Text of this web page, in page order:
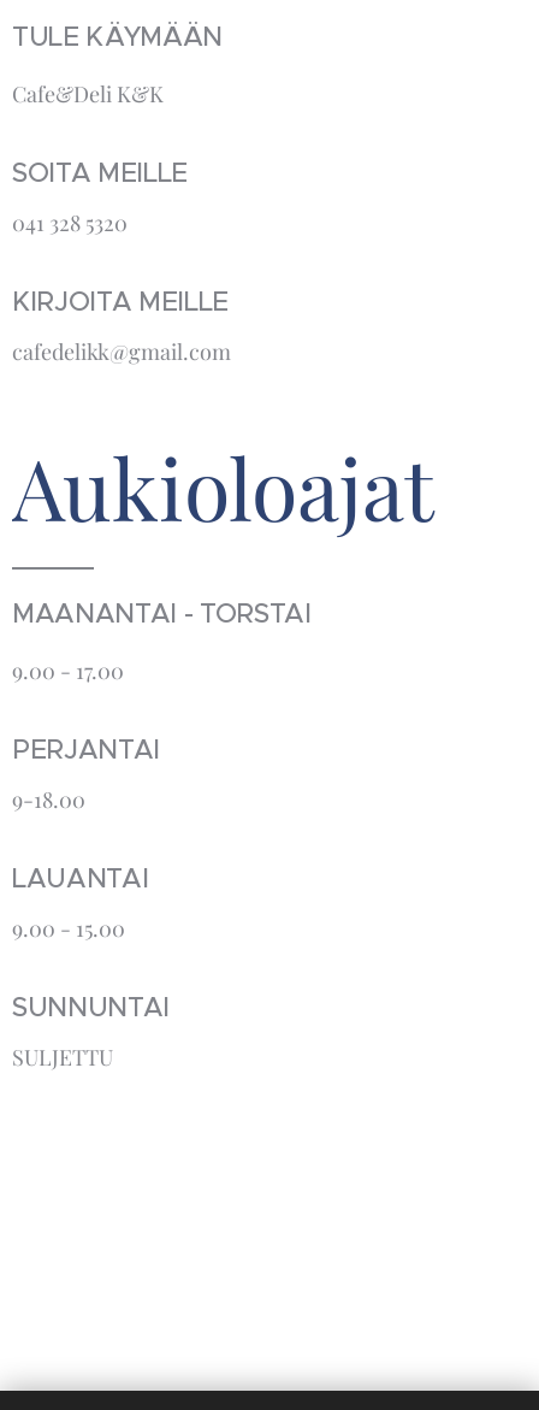
TULE KÄYMÄÄN
Cafe&Deli K&K
SOITA MEILLE
041 328 5320
KIRJOITA MEILLE
cafedelikk@gmail.com
Aukioloajat
MAANANTAI - TORSTAI
9.00 - 17.00
PERJANTAI
9-18.00
LAUANTAI
9.00 - 15.00
SUNNUNTAI
SULJETTU